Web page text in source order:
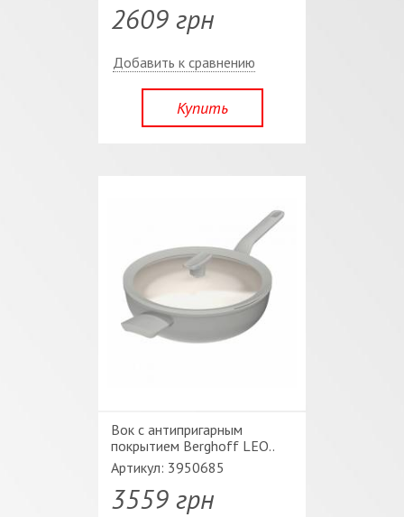
2609 грн
Добавить к сравнению
Купить
Вок c антипригарным
покрытием Berghoff LEO..
Артикул: 3950685
3559 грн